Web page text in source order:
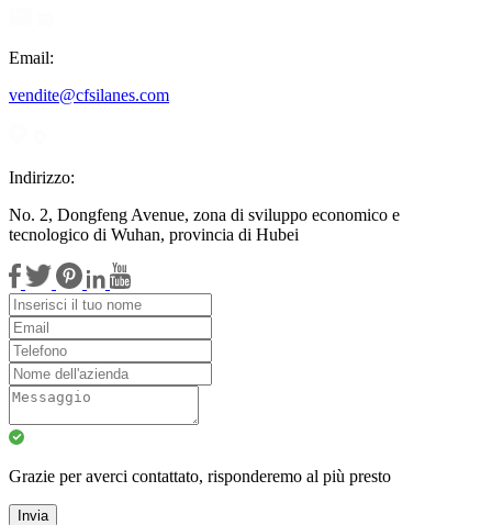
Email:
vendite@cfsilanes.com
Indirizzo:
No. 2, Dongfeng Avenue, zona di sviluppo economico e
tecnologico di Wuhan, provincia di Hubei
Grazie per averci contattato, risponderemo al più presto
Invia